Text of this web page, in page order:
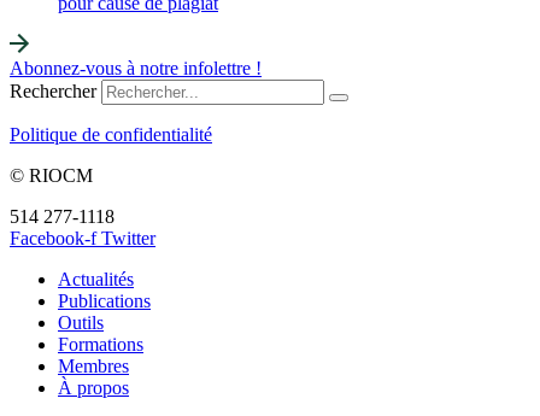
Abonnez-vous à notre infolettre !
Rechercher
Politique de confidentialité
© RIOCM
514 277-1118
Facebook-f Twitter
Actualités
Publications
Outils
Formations
Membres
À propos